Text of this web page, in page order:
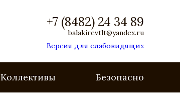
+7 (8482) 24 34 89
balakirevtlt@yandex.ru
Версия для слабовидящих
Коллективы Безопасность